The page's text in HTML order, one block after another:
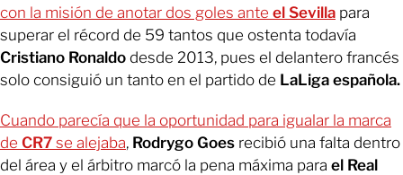
con la misión de anotar dos goles ante el Sevilla para
superar el récord de 59 tantos que ostenta todavía
Cristiano Ronaldo desde 2013, pues el delantero francés
solo consiguió un tanto en el partido de LaLiga española.
Cuando parecía que la oportunidad para igualar la marca
de CR7 se alejaba, Rodrygo Goes recibió una falta dentro
del área y el árbitro marcó la pena máxima para el Real